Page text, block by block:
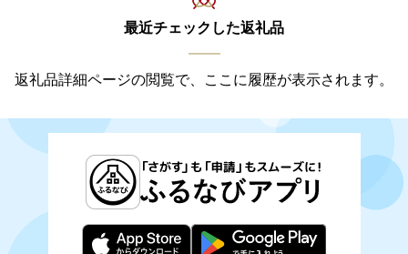
最近チェックした返礼品
返礼品詳細ページの閲覧で、ここに履歴が表示されます。